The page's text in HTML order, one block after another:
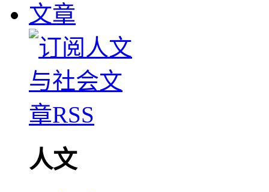
文章
人文